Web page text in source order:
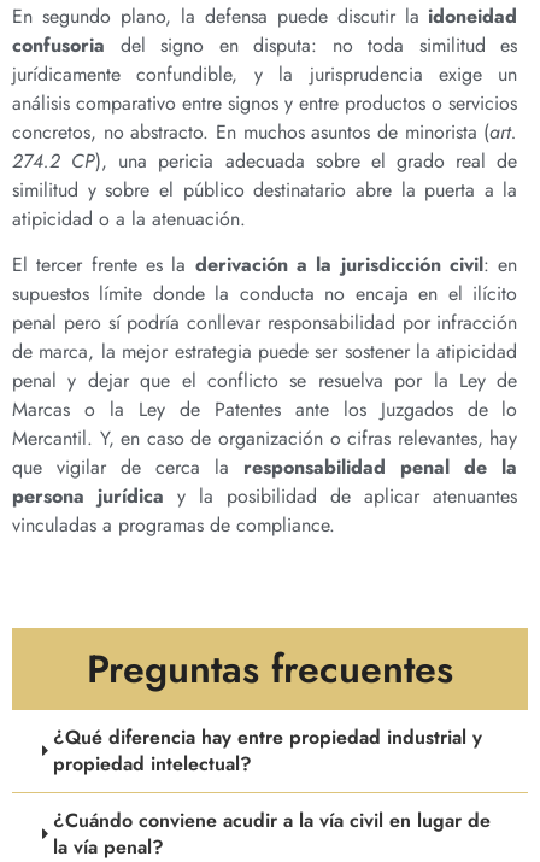
En segundo plano, la defensa puede discutir la idoneidad
confusoria del signo en disputa: no toda similitud es
jurídicamente confundible, y la jurisprudencia exige un
análisis comparativo entre signos y entre productos o servicios
concretos, no abstracto. En muchos asuntos de minorista (art.
274.2 CP), una pericia adecuada sobre el grado real de
similitud y sobre el público destinatario abre la puerta a la
atipicidad o a la atenuación.
El tercer frente es la derivación a la jurisdicción civil: en
supuestos límite donde la conducta no encaja en el ilícito
penal pero sí podría conllevar responsabilidad por infracción
de marca, la mejor estrategia puede ser sostener la atipicidad
penal y dejar que el conflicto se resuelva por la Ley de
Marcas o la Ley de Patentes ante los Juzgados de lo
Mercantil. Y, en caso de organización o cifras relevantes, hay
que vigilar de cerca la responsabilidad penal de la
persona jurídica y la posibilidad de aplicar atenuantes
vinculadas a programas de compliance.
Preguntas frecuentes
¿Qué diferencia hay entre propiedad industrial y
propiedad intelectual?
¿Cuándo conviene acudir a la vía civil en lugar de
la vía penal?